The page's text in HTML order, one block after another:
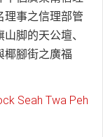
理事之信理部管
脚的天公壇、
椰腳街之廣福
Seah Twa Peh